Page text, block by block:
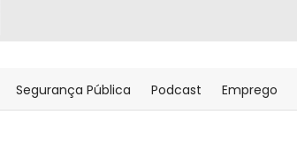
Segurança Pública Podcast Emprego